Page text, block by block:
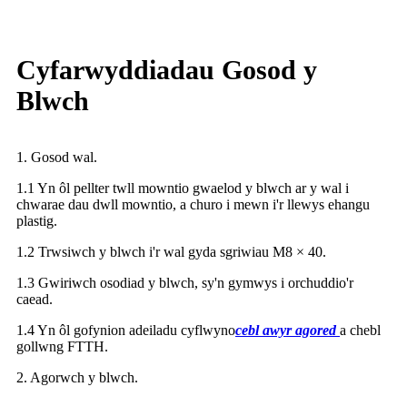
Cyfarwyddiadau Gosod y
Blwch
1. Gosod wal.
1.1 Yn ôl pellter twll mowntio gwaelod y blwch ar y wal i
chwarae dau dwll mowntio, a churo i mewn i'r llewys ehangu
plastig.
1.2 Trwsiwch y blwch i'r wal gyda sgriwiau M8 × 40.
1.3 Gwiriwch osodiad y blwch, sy'n gymwys i orchuddio'r
caead.
1.4 Yn ôl gofynion adeiladu cyflwynocebl awyr agored a chebl
gollwng FTTH.
2. Agorwch y blwch.